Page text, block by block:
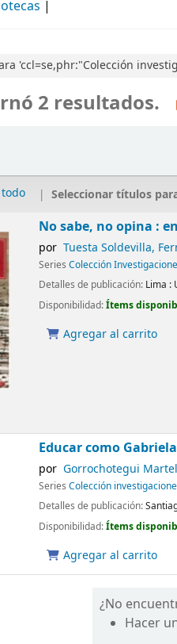
'ccl=se,phr:"Colección
2 resultados.
Seleccionar títulos
No sabe, no opina :
por Tuesta Soldevilla,
SeriesColección
Detalles de publicación: Lima :
Disponibilidad:Ítems
Agregar al carrito
Educar como
por Gorrochotegui
SeriesColección
Detalles de publicación:
Disponibilidad:Ítems
Agregar al carrito
¿No
Hacer